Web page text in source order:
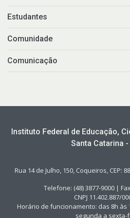
Estudantes
Comunidade
Comunicação
Instituto Federal de Educação,
Santa Catarina -
Rua 14 de Julho, 150, Coqueiros, CEP:
Telefone: (48) 3877-9000 |
CNPJ 11.402.887/
Horário de funcionamento: das 8h às
segunda a sexta-